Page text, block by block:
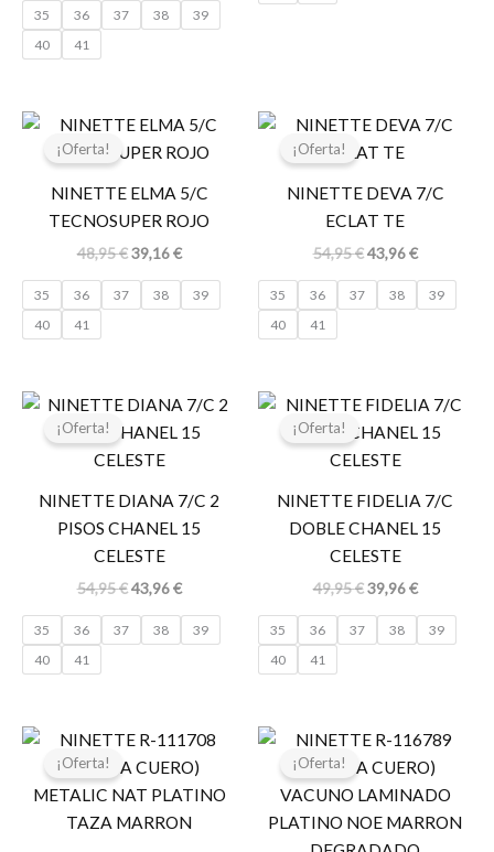
35 36 37 38
39
40
41
¡Oferta!
NINETTE ELMA 5/C
TECNOSUPER ROJO
48,95€
El
original
48,95 €.
39,16€
El
actual
39,16 €.
35 36 37 38
39
40
41
¡Oferta!
NINETTE DEVA 7/C
ECLAT TE
54,95€
El
original
54,95 €.
43,96€
El
43,96 €.
35 36 37 38
39
40
41
¡Oferta!
NINETTE DIANA 7/C 2
PISOS CHANEL 15
CELESTE
54,95€
El
original
era:
43,96€
El
actual
35 36 37 38
39
40
41
¡Oferta!
NINETTE FIDELIA 7/C
DOBLE CHANEL 15
CELESTE
49,95€
El
original
era:
39,96€
El
actual
35 36 37 38
39
40
41
¡Oferta!
El
original
era:
56,95 €.
El
actual
es:
45,56 €.
¡Oferta!
El
original
era:
59,95 €.
El
actual
es:
47,96 €.